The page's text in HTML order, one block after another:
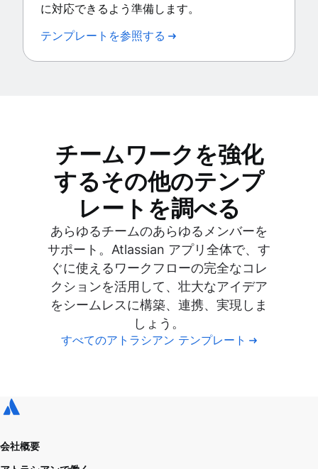
に対応できるよう準備します。
テンプレートを参照する
チームワークを強化
するその他のテンプ
レートを調べる
あらゆるチームのあらゆるメンバーを
サポート。Atlassian アプリ全体で、す
ぐに使えるワークフローの完全なコレ
クションを活用して、壮大なアイデア
をシームレスに構築、連携、実現しま
しょう。
すべてのアトラシアン テンプレート
会社概要